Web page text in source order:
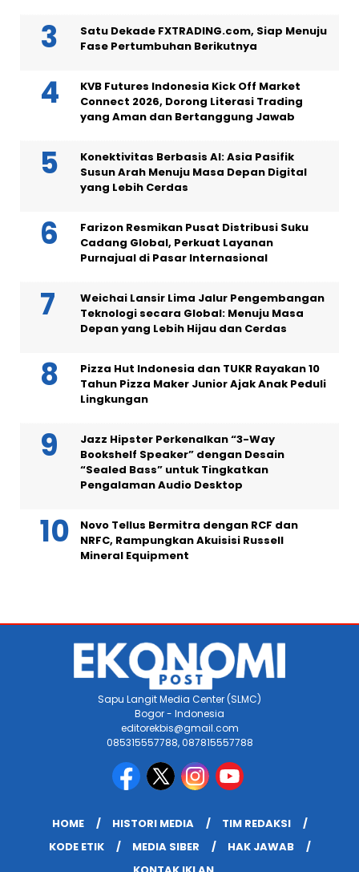
Satu Dekade FXTRADING.com, Siap Menuju
Fase Pertumbuhan Berikutnya
KVB Futures Indonesia Kick Off Market
Connect 2026, Dorong Literasi Trading
yang Aman dan Bertanggung Jawab
Konektivitas Berbasis AI: Asia Pasifik
Susun Arah Menuju Masa Depan Digital
yang Lebih Cerdas
Farizon Resmikan Pusat Distribusi Suku
Cadang Global, Perkuat Layanan
Purnajual di Pasar Internasional
Weichai Lansir Lima Jalur Pengembangan
Teknologi secara Global: Menuju Masa
Depan yang Lebih Hijau dan Cerdas
Pizza Hut Indonesia dan TUKR Rayakan 10
Tahun Pizza Maker Junior Ajak Anak Peduli
Lingkungan
Jazz Hipster Perkenalkan “3-Way
Bookshelf Speaker” dengan Desain
“Sealed Bass” untuk Tingkatkan
Pengalaman Audio Desktop
Novo Tellus Bermitra dengan RCF dan
NRFC, Rampungkan Akuisisi Russell
Mineral Equipment
Sapu Langit Media Center (SLMC)
Bogor - Indonesia
editorekbis@gmail.com
085315557788, 087815557788
HOME HISTORI MEDIA
TIM REDAKSI
KODE ETIK
MEDIA SIBER
HAK JAWAB